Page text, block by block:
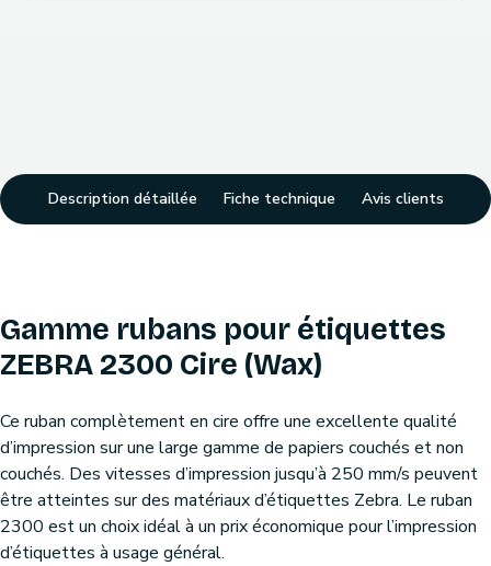
Description détaillée Fiche technique Avis clients
Gamme rubans pour étiquettes
ZEBRA 2300 Cire (Wax)
Ce ruban complètement en cire offre une excellente qualité
d’impression sur une large gamme de papiers couchés et non
couchés. Des vitesses d’impression jusqu’à 250 mm/s peuvent
être atteintes sur des matériaux d’étiquettes Zebra. Le ruban
2300 est un choix idéal à un prix économique pour l’impression
d’étiquettes à usage général.